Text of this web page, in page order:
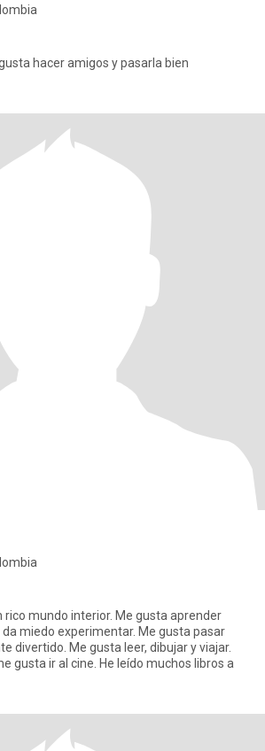
hacer amigos y pasarla bien
rico mundo interior. Me gusta aprender
da miedo experimentar. Me gusta pasar
divertido. Me gusta leer, dibujar y viajar.
gusta ir al cine. He leído muchos libros a